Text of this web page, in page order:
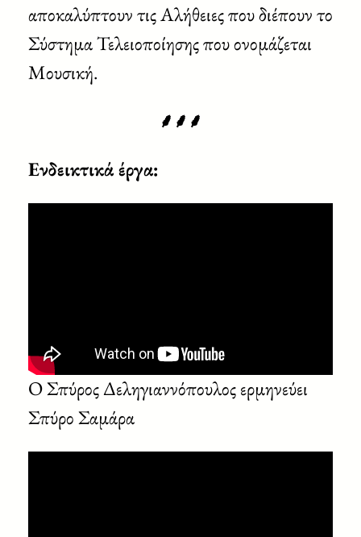
αποκαλύπτουν τις Αλήθειες που διέπουν το
Σύστημα Τελειοποίησης που ονομάζεται
Μουσική.
⸙⸙⸙
Ενδεικτικά έργα:
Ο Σπύρος Δεληγιαννόπουλος ερμηνεύει
Σπύρο Σαμάρα